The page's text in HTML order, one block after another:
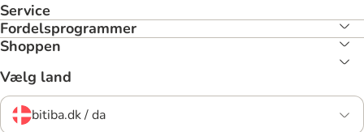
Service
Fordelsprogrammer
Shoppen
Vælg land
bitiba.dk / da